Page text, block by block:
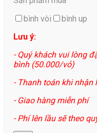
bình vòi
bình up
Lưu ý:
- Quý khách vui lòng
bình (50.000/vỏ)
- Thanh toán khi nhận
- Giao hàng miễn phí
- Phí lên lầu sẽ theo